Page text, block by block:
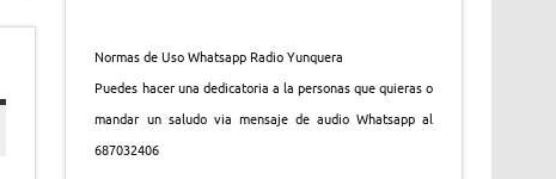
Normas de Uso Whatsapp Radio Yunquera
Puedes hacer una dedicatoria a la personas que quieras o
mandar un saludo via mensaje de audio Whatsapp al
687032406